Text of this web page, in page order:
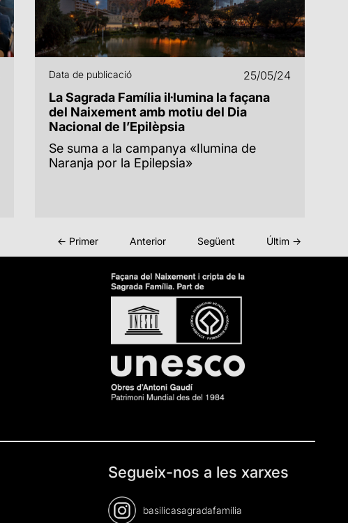
Data de publicació 25/05/24
La Sagrada Família il·lumina la façana
del Naixement amb motiu del Dia
Nacional de l’Epilèpsia
Se suma a la campanya «Ilumina de
Naranja por la Epilepsia»
← Primer Anterior Següent Últim →
Segueix-nos a les xarxes
basilicasagradafamilia